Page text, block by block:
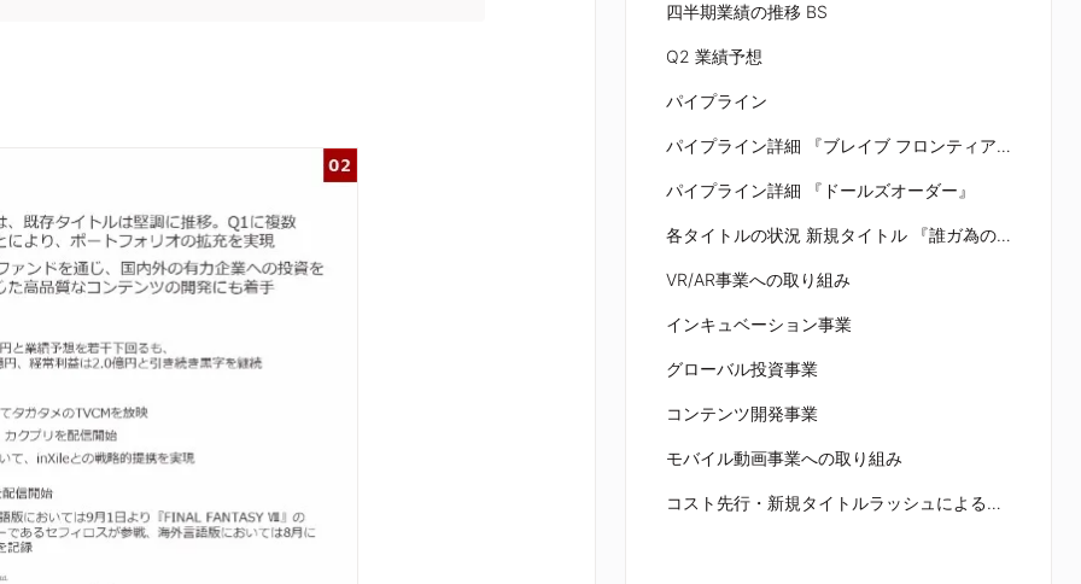
四半期業績の推移 BS
Q2 業績予想
パイプライン
パイプライン詳細 『ブレイブ フロンティア２』
パイプライン詳細 『ドールズオーダー』
各タイトルの状況 新規タイトル 『誰ガ為のアルケミスト（海外言語版）』
VR/AR事業への取り組み
インキュベーション事業
グローバル投資事業
コンテンツ開発事業
モバイル動画事業への取り組み
コスト先行・新規タイトルラッシュによる減益は、通期も続くのか